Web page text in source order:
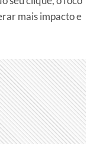
mais impacto e